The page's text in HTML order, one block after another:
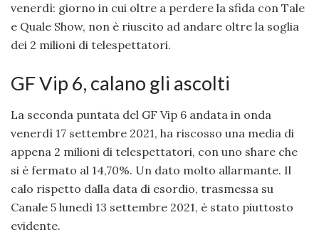
venerdì: giorno in cui oltre a perdere la sfida con Tale
e Quale Show, non è riuscito ad andare oltre la soglia
dei 2 milioni di telespettatori.
GF Vip 6, calano gli ascolti
La seconda puntata del GF Vip 6 andata in onda
venerdì 17 settembre 2021, ha riscosso una media di
appena 2 milioni di telespettatori, con uno share che
si è fermato al 14,70%. Un dato molto allarmante. Il
calo rispetto dalla data di esordio, trasmessa su
Canale 5 lunedì 13 settembre 2021, è stato piuttosto
evidente.